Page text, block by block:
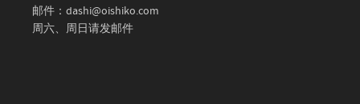
邮件：dashi@oishiko.com
周六、周日请发邮件